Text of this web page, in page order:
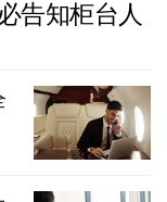
告知柜台人